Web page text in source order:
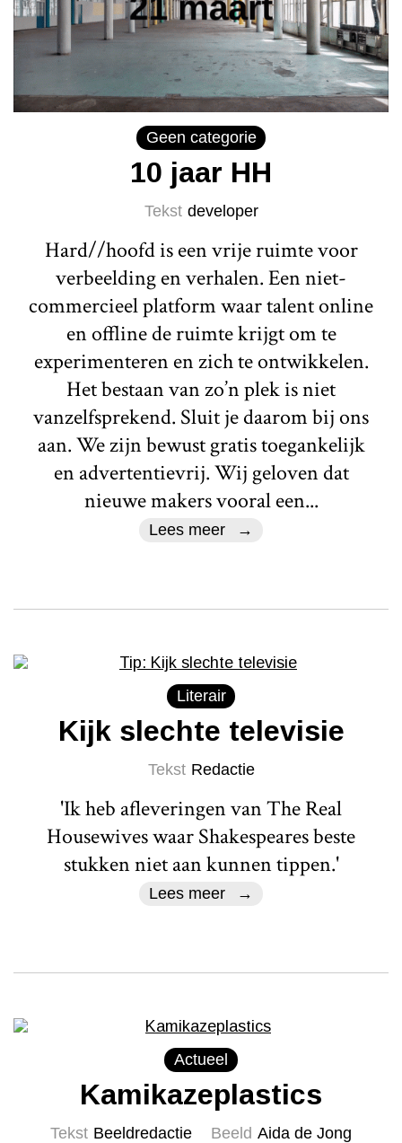
Geen categorie
10 jaar HH
Tekst developer
Hard//hoofd is een vrije ruimte voor
verbeelding en verhalen. Een niet-
commercieel platform waar talent online
en offline de ruimte krijgt om te
experimenteren en zich te ontwikkelen.
Het bestaan van zo’n plek is niet
vanzelfsprekend. Sluit je daarom bij ons
aan. We zijn bewust gratis toegankelijk
en advertentievrij. Wij geloven dat
nieuwe makers vooral een...
Lees meer
Literair
Kijk slechte televisie
Tekst Redactie
'Ik heb afleveringen van The Real
Housewives waar Shakespeares beste
stukken niet aan kunnen tippen.'
Lees meer
Actueel
Kamikazeplastics
Tekst Beeldredactie Beeld Aida de Jong